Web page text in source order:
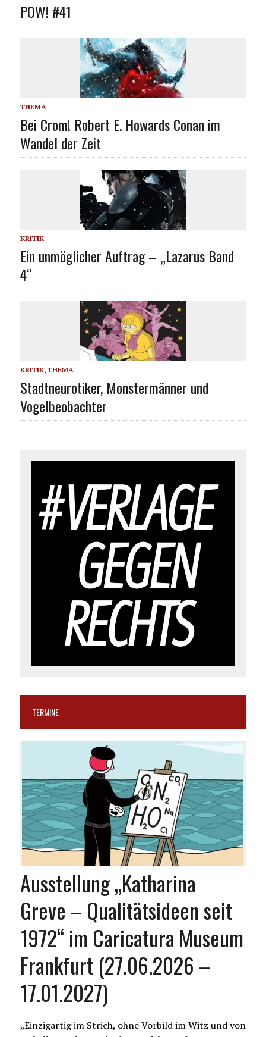
POW! #41
THEMA
Bei Crom! Robert E. Howards Conan im
Wandel der Zeit
KRITIK
Ein unmöglicher Auftrag – „Lazarus Band
4“
KRITIK, THEMA
Stadtneurotiker, Monstermänner und
Vogelbeobachter
TERMINE
Ausstellung „Katharina
Greve – Qualitätsideen seit
1972“ im Caricatura Museum
Frankfurt (27.06.2026 –
17.01.2027)
„Einzigartig im Strich, ohne Vorbild im Witz und von